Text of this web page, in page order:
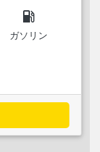
local_gas_station
ガソリン